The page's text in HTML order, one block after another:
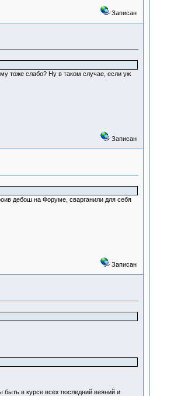
Записан
тоже слабо? Ну в таком случае, если уж
Записан
дебош на Форуме, сварганили для себя
Записан
в курсе всех последний веяний и